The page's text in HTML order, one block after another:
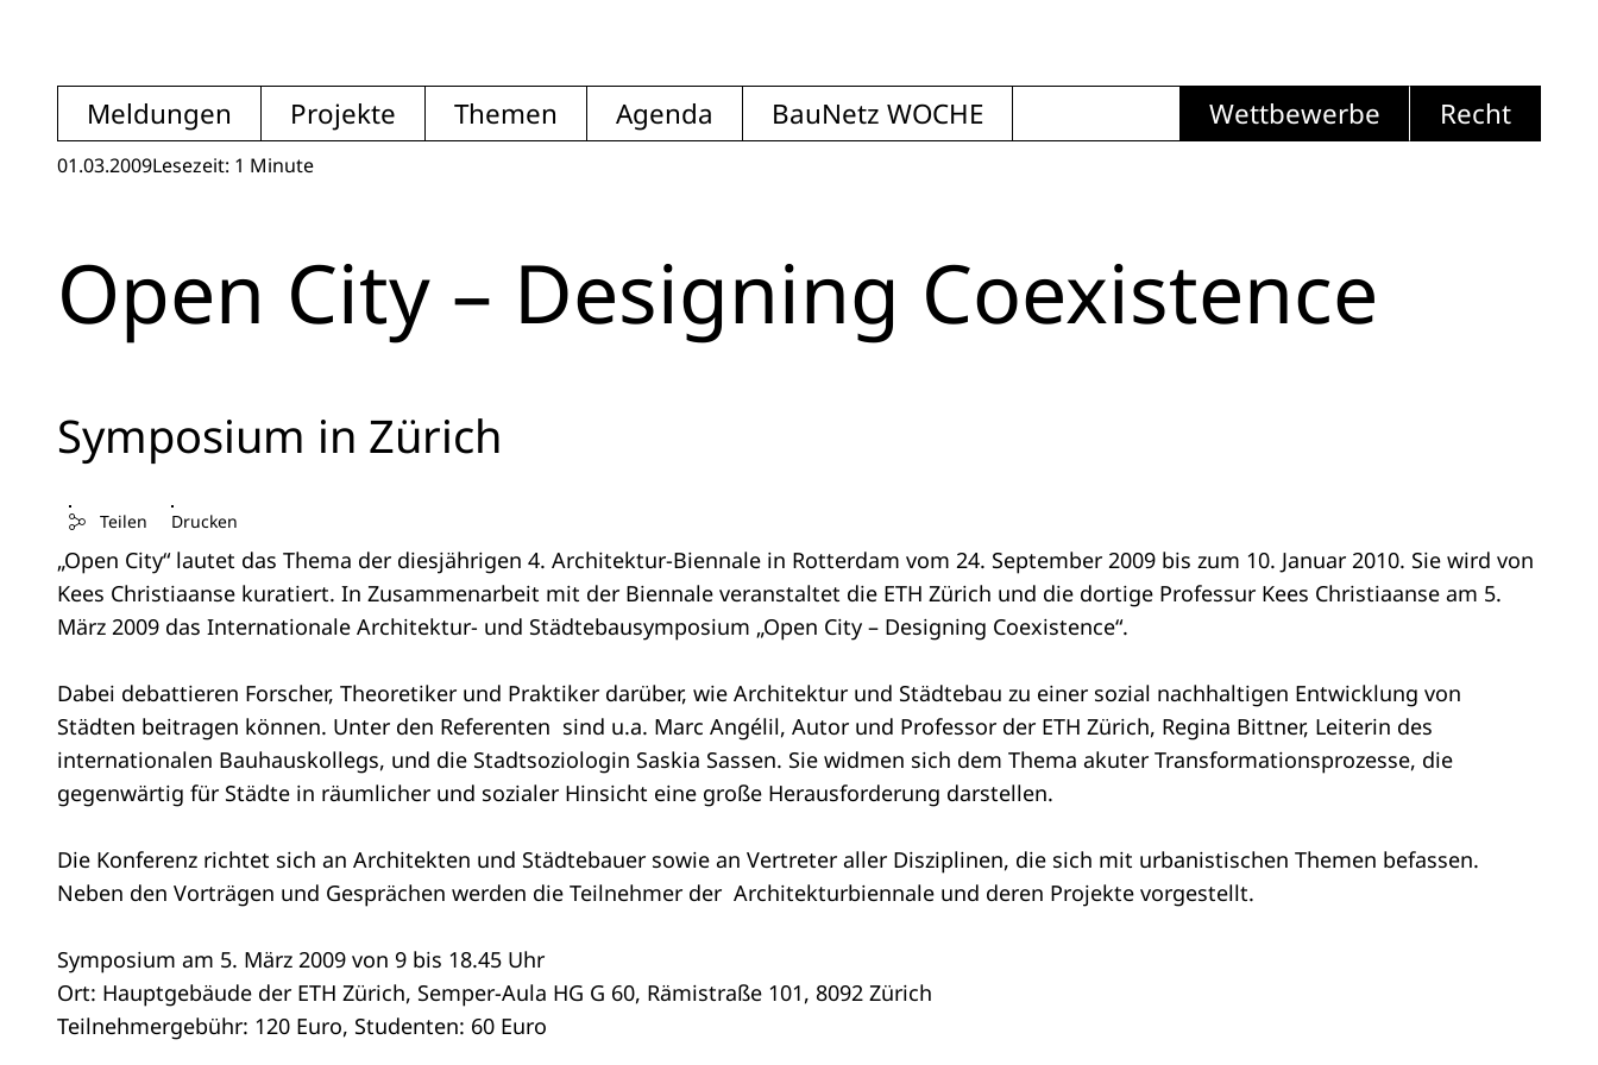
Meldungen Projekte Themen Agenda BauNetz WOCHE Wettbewerbe Recht
01.03.2009Lesezeit: 1 Minute
Open City – Designing Coexistence
Symposium in Zürich
Teilen Drucken
„Open City“ lautet das Thema der diesjährigen 4. Architektur-Biennale in Rotterdam vom 24. September 2009 bis zum 10. Januar 2010. Sie wird von
Kees Christiaanse kuratiert. In Zusammenarbeit mit der Biennale veranstaltet die ETH Zürich und die dortige Professur Kees Christiaanse am 5.
März 2009 das Internationale Architektur- und Städtebausymposium „Open City – Designing Coexistence“.
Dabei debattieren Forscher, Theoretiker und Praktiker darüber, wie Architektur und Städtebau zu einer sozial nachhaltigen Entwicklung von
Städten beitragen können. Unter den Referenten sind u.a. Marc Angélil, Autor und Professor der ETH Zürich, Regina Bittner, Leiterin des
internationalen Bauhauskollegs, und die Stadtsoziologin Saskia Sassen. Sie widmen sich dem Thema akuter Transformationsprozesse, die
gegenwärtig für Städte in räumlicher und sozialer Hinsicht eine große Herausforderung darstellen.
Die Konferenz richtet sich an Architekten und Städtebauer sowie an Vertreter aller Disziplinen, die sich mit urbanistischen Themen befassen.
Neben den Vorträgen und Gesprächen werden die Teilnehmer der Architekturbiennale und deren Projekte vorgestellt.
Symposium am 5. März 2009 von 9 bis 18.45 Uhr
Ort: Hauptgebäude der ETH Zürich, Semper-Aula HG G 60, Rämistraße 101, 8092 Zürich
Teilnehmergebühr: 120 Euro, Studenten: 60 Euro